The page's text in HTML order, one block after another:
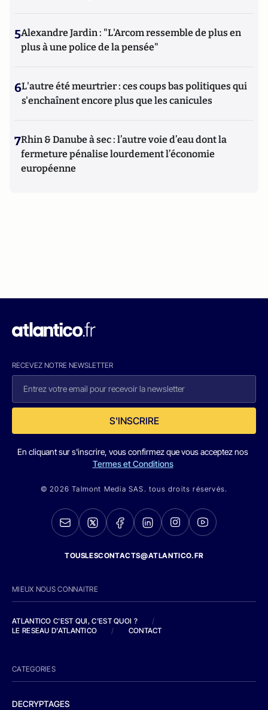
5Alexandre Jardin : "L'Arcom ressemble de plus en
plus à une police de la pensée"
6L'autre été meurtrier : ces coups bas politiques qui
s'enchaînent encore plus que les canicules
7Rhin & Danube à sec : l’autre voie d’eau dont la
fermeture pénalise lourdement l’économie
européenne
RECEVEZ NOTRE NEWSLETTER
S'INSCRIRE
En cliquant sur s'inscrire, vous confirmez que vous acceptez nos
Termes et Conditions
© 2026 Talmont Media SAS. tous droits réservés.
TOUSLESCONTACTS@ATLANTICO.FR
MIEUX NOUS CONNAITRE
ATLANTICO C'EST QUI, C'EST QUOI ?
/
LE RESEAU D'ATLANTICO
/ CONTACT
CATEGORIES
DECRYPTAGES